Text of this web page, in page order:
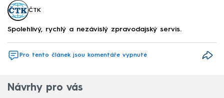
ČTK
Spolehlivý, rychlý a nezávislý zpravodajský servis.
Pro tento článek jsou komentáře vypnuté
Návrhy pro vás